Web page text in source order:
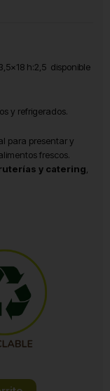
h:2,5 disponible
y refrigerados.
para presentar y
frescos.
y catering,